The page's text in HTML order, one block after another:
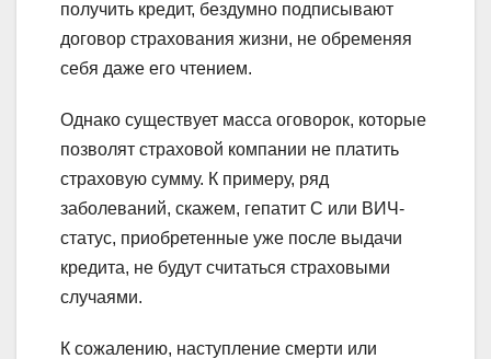
получить кредит, бездумно подписывают
договор страхования жизни, не обременяя
себя даже его чтением.
Однако существует масса оговорок, которые
позволят страховой компании не платить
страховую сумму. К примеру, ряд
заболеваний, скажем, гепатит С или ВИЧ-
статус, приобретенные уже после выдачи
кредита, не будут считаться страховыми
случаями.
К сожалению, наступление смерти или